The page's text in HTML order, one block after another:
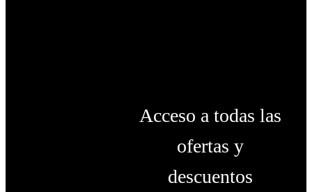
Acceso a todas las
ofertas y
descuentos